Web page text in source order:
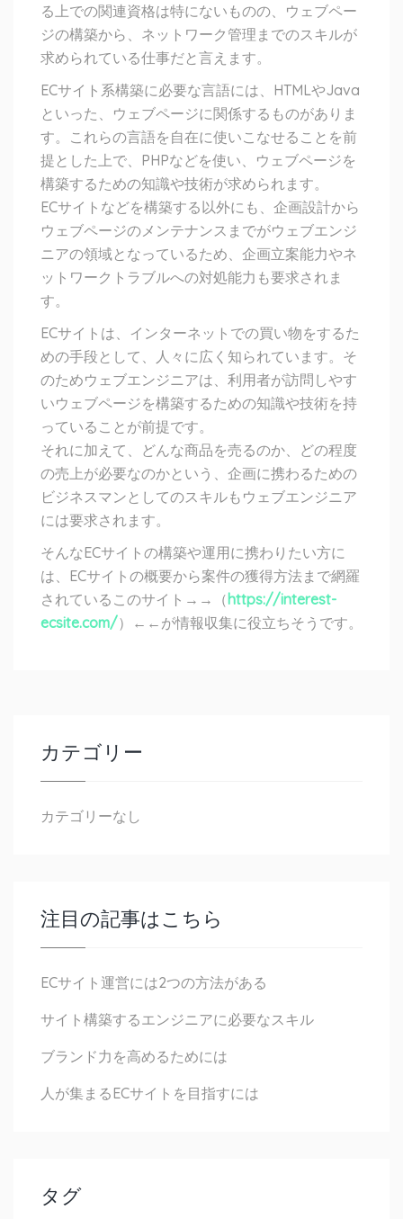
る上での関連資格は特にないものの、ウェブペー
ジの構築から、ネットワーク管理までのスキルが
求められている仕事だと言えます。
ECサイト系構築に必要な言語には、HTMLやJava
といった、ウェブページに関係するものがありま
す。これらの言語を自在に使いこなせることを前
提とした上で、PHPなどを使い、ウェブページを
構築するための知識や技術が求められます。
ECサイトなどを構築する以外にも、企画設計から
ウェブページのメンテナンスまでがウェブエンジ
ニアの領域となっているため、企画立案能力やネ
ットワークトラブルへの対処能力も要求されま
す。
ECサイトは、インターネットでの買い物をするた
めの手段として、人々に広く知られています。そ
のためウェブエンジニアは、利用者が訪問しやす
いウェブページを構築するための知識や技術を持
っていることが前提です。
それに加えて、どんな商品を売るのか、どの程度
の売上が必要なのかという、企画に携わるための
ビジネスマンとしてのスキルもウェブエンジニア
には要求されます。
そんなECサイトの構築や運用に携わりたい方に
は、ECサイトの概要から案件の獲得方法まで網羅
されているこのサイト→→（https://interest-
ecsite.com/）←←が情報収集に役立ちそうです。
カテゴリー
カテゴリーなし
注目の記事はこちら
ECサイト運営には2つの方法がある
サイト構築するエンジニアに必要なスキル
ブランド力を高めるためには
人が集まるECサイトを目指すには
タグ